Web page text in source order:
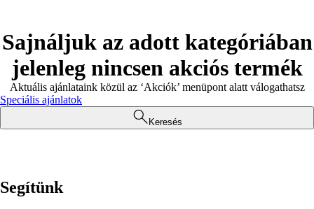
Sajnáljuk az adott kategóriában
jelenleg nincsen akciós termék
Aktuális ajánlataink közül az ‘Akciók’ menüpont alatt válogathatsz
Speciális ajánlatok
Keresés
Segítünk